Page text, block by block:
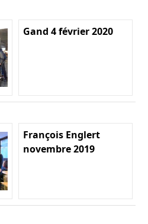
Gand 4 février 2020
François Englert
novembre 2019